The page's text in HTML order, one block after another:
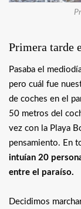
Primera tarde
Pasaba el
pero cuál fue
de coches en el
50 metros del
vez con la Playa
pensamiento. En
intuían 20
entre el paraíso.
Decidimos